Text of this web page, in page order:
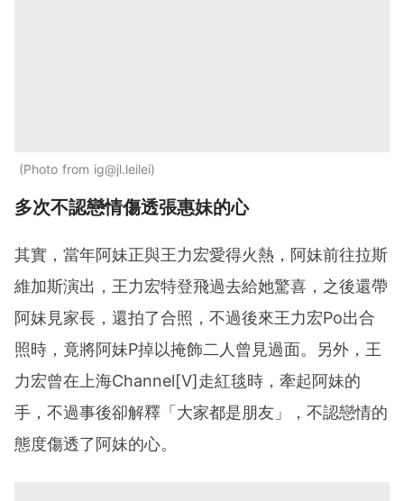
Photo from ig@jl.leilei
多次不認戀情傷透張惠妹的心
其實，當年阿妹正與王力宏愛得火熱，阿妹前往拉斯
維加斯演出，王力宏特登飛過去給她驚喜，之後還帶
阿妹見家長，還拍了合照，不過後來王力宏Po出合
照時，竟將阿妹P掉以掩飾二人曾見過面。另外，王
力宏曾在上海Channel[V]走紅毯時，牽起阿妹的
手，不過事後卻解釋「大家都是朋友」，不認戀情的
態度傷透了阿妹的心。